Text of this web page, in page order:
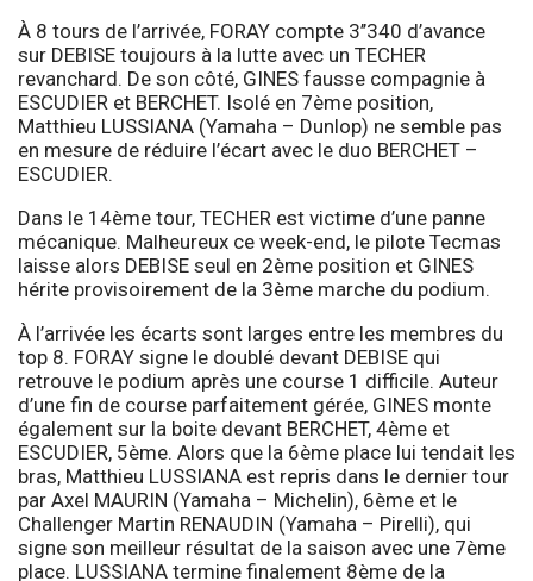
À 8 tours de l’arrivée, FORAY compte 3’’340 d’avance
sur DEBISE toujours à la lutte avec un TECHER
revanchard. De son côté, GINES fausse compagnie à
ESCUDIER et BERCHET. Isolé en 7ème position,
Matthieu LUSSIANA (Yamaha – Dunlop) ne semble pas
en mesure de réduire l’écart avec le duo BERCHET –
ESCUDIER.
Dans le 14ème tour, TECHER est victime d’une panne
mécanique. Malheureux ce week-end, le pilote Tecmas
laisse alors DEBISE seul en 2ème position et GINES
hérite provisoirement de la 3ème marche du podium.
À l’arrivée les écarts sont larges entre les membres du
top 8. FORAY signe le doublé devant DEBISE qui
retrouve le podium après une course 1 difficile. Auteur
d’une fin de course parfaitement gérée, GINES monte
également sur la boite devant BERCHET, 4ème et
ESCUDIER, 5ème. Alors que la 6ème place lui tendait les
bras, Matthieu LUSSIANA est repris dans le dernier tour
par Axel MAURIN (Yamaha – Michelin), 6ème et le
Challenger Martin RENAUDIN (Yamaha – Pirelli), qui
signe son meilleur résultat de la saison avec une 7ème
place. LUSSIANA termine finalement 8ème de la